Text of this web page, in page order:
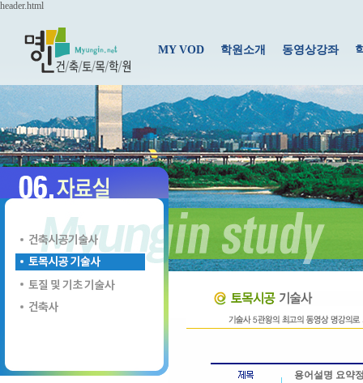
header.html
MY VOD 학원소개 동영상강좌
용어설명 요약